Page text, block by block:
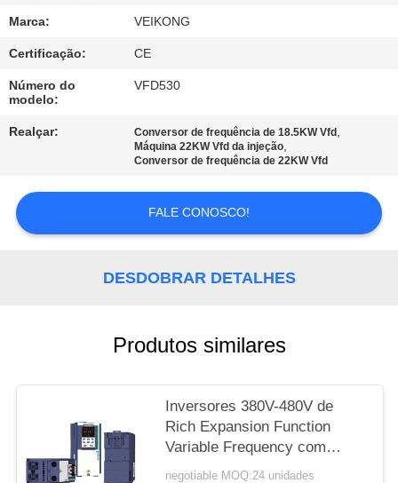
PEÇA
UMAS
CITAÇÕES
MAPA
SITE
POLÍTICA
Marca: VEIKONG
Certificação: CE
Número do
modelo:
VFD530
Realçar: Conversor de frequência de 18.5KW Vfd ,
Máquina 22KW Vfd da injeção,
Conversor de frequência de 22KW Vfd
FALE CONOSCO!
DESDOBRAR DETALHES
Produtos similares
Inversores 380V-480V de
Rich Expansion Function
Variable Frequency com
função de GPRS
negotiable MOQ:24 unidades